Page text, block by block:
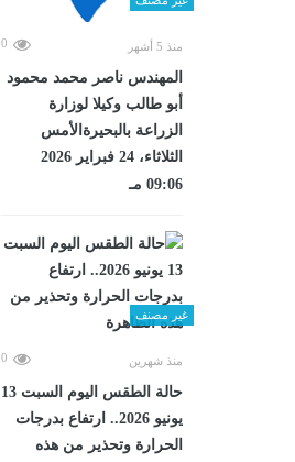
منذ 5 أشهر 0
المهندس ناصر محمد محمود
أبو طالب وكيلا لوزارة
الزراعة بالبحيرةالأمس
الثلاثاء، 24 فبراير 2026
09:06 مـ
غير مصنف
منذ شهرين 0
حالة الطقس اليوم السبت 13
يونيو 2026.. ارتفاع بدرجات
الحرارة وتحذير من هذه